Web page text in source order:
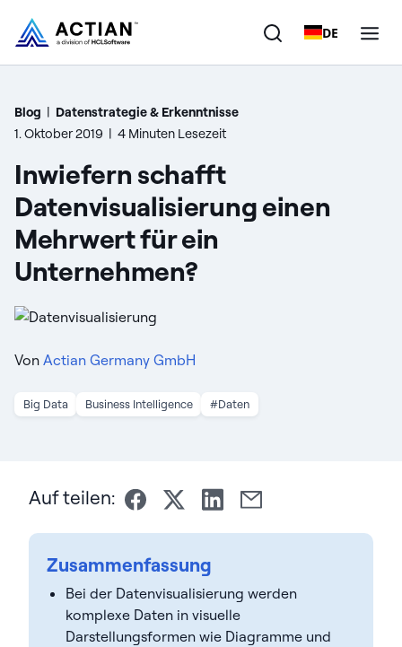
DE
Produkte
Kunden
Unternehmen
Ressourcen
Blog | Datenstrategie & Erkenntnisse
1. Oktober 2019 | 4 Minuten Lesezeit
Inwiefern schafft
Datenvisualisierung einen
Mehrwert für ein
Unternehmen?
Von Actian Germany GmbH
Big Data Business Intelligence #Daten
Auf teilen:
Zusammenfassung
Bei der Datenvisualisierung werden
komplexe Daten in visuelle
Darstellungsformen wie Diagramme und